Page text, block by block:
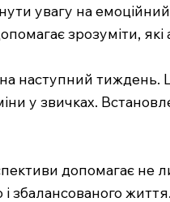
увагу на
зрозуміти,
наступний тиждень.
у звичках.
допомагає не
збалансованого життя.